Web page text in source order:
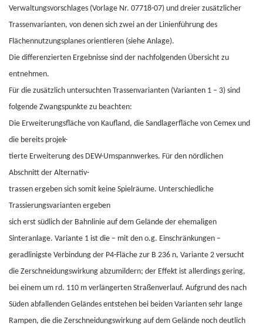
Verwaltungsvorschlages (Vorlage Nr. 07718-07) und dreier zusätzlicher
Trassenvarianten, von denen sich zwei an der Linienführung des
Flächennutzungsplanes orientieren (siehe Anlage).
Die differenzierten Ergebnisse sind der nachfolgenden Übersicht zu
entnehmen.
Für die zusätzlich untersuchten Trassenvarianten (Varianten 1 – 3) sind
folgende Zwangspunkte zu beachten:
Die Erweiterungsfläche von Kaufland, die Sandlagerfläche von Cemex und
die bereits projek-
tierte Erweiterung des DEW-Umspannwerkes. Für den nördlichen
Abschnitt der Alternativ-
trassen ergeben sich somit keine Spielräume. Unterschiedliche
Trassierungsvarianten ergeben
sich erst südlich der Bahnlinie auf dem Gelände der ehemaligen
Sinteranlage. Variante 1 ist die – mit den o.g. Einschränkungen –
geradlinigste Verbindung der P4-Fläche zur B 236 n, Variante 2 versucht
die Zerschneidungswirkung abzumildern; der Effekt ist allerdings gering,
bei einem um rd. 110 m verlängerten Straßenverlauf. Aufgrund des nach
Süden abfallenden Geländes entstehen bei beiden Varianten sehr lange
Rampen, die die Zerschneidungswirkung auf dem Gelände noch deutlich